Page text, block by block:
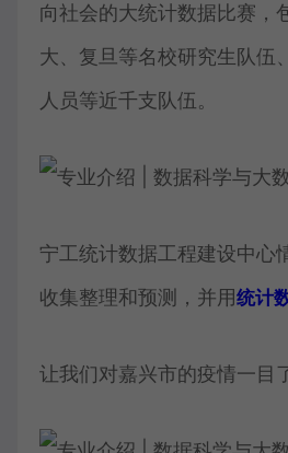
向社会的大统计数据比赛，
大、复旦等名校研究生队伍
人员等近千支队伍。
宁工统计数据工程建设中心
收集整理和预测，并用统计
让我们对嘉兴市的疫情一目